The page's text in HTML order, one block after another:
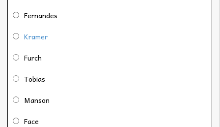
Fernandes
Kramer
Furch
Tobias
Manson
Face